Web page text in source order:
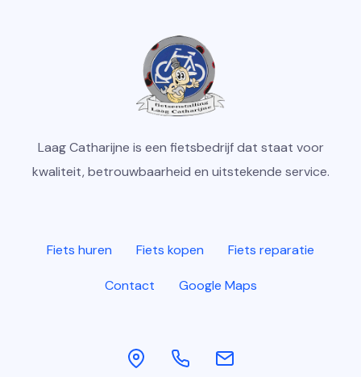
Laag Catharijne is een fietsbedrijf dat staat voor
kwaliteit, betrouwbaarheid en uitstekende service.
Fiets huren Fiets kopen Fiets reparatie
Contact Google Maps